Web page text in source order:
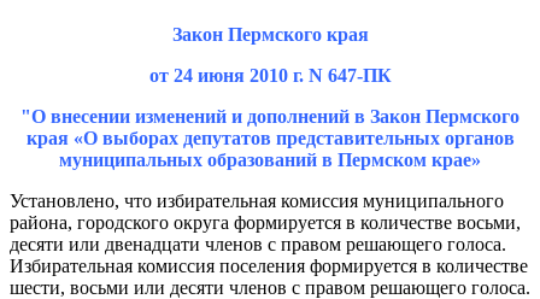
Закон Пермского края
от 24 июня 2010 г. N 647-ПК
"О внесении изменений и дополнений в Закон Пермского
края «О выборах депутатов представительных органов
муниципальных образований в Пермском крае»
Установлено, что избирательная комиссия муниципального
района, городского округа формируется в количестве восьми,
десяти или двенадцати членов с правом решающего голоса.
Избирательная комиссия поселения формируется в количестве
шести, восьми или десяти членов с правом решающего голоса.